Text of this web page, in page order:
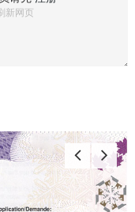
新网页